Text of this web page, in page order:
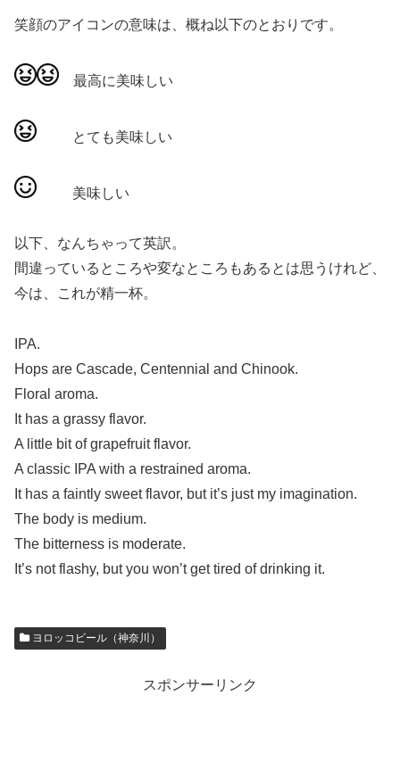
笑顔のアイコンの意味は、概ね以下のとおりです。
最高に美味しい
とても美味しい
美味しい
以下、なんちゃって英訳。
間違っているところや変なところもあるとは思うけれど、
今は、これが精一杯。
IPA.
Hops are Cascade, Centennial and Chinook.
Floral aroma.
It has a grassy flavor.
A little bit of grapefruit flavor.
A classic IPA with a restrained aroma.
It has a faintly sweet flavor, but it’s just my imagination.
The body is medium.
The bitterness is moderate.
It’s not flashy, but you won’t get tired of drinking it.
ヨロッコビール（神奈川）
スポンサーリンク